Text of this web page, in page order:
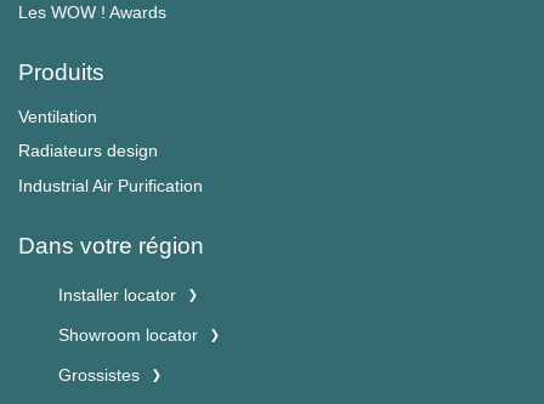
Les WOW ! Awards
Produits
Ventilation
Radiateurs design
Industrial Air Purification
Dans votre région
Installer locator
Showroom locator
Grossistes